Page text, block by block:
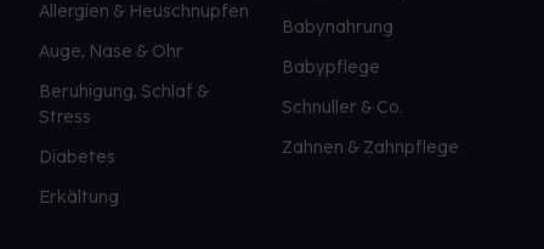
Allergien & Heuschnupfen
Auge, Nase & Ohr
Beruhigung, Schlaf &
Stress
Diabetes
Erkältung
Babynahrung
Babypflege
Schnuller & Co.
Zahnen & Zahnpflege